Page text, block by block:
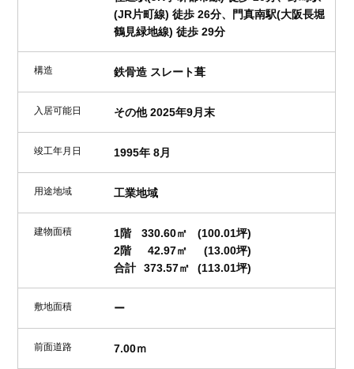
(JR片町線) 徒歩 26分、門真南駅(大阪長堀
鶴見緑地線) 徒歩 29分
構造 鉄骨造 スレート葺
入居可能日 その他 2025年9月末
竣工年月日 1995年 8月
用途地域 工業地域
建物面積 1階 330.60㎡
(100.01坪)
2階
42.97㎡
(13.00坪)
合計
373.57㎡ (113.01坪)
敷地面積 ー
前面道路 7.00ｍ